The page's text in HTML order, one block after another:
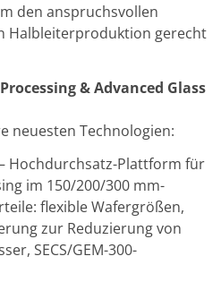
Platform
den anspruchsvollen
Halbleiterproduktion gerecht
& Advanced Glass
neuesten Technologien:
Hochdurchsatz-Plattform für
im 150/200/300 mm-
flexible Wafergrößen,
zur Reduzierung von
SECS/GEM-300-